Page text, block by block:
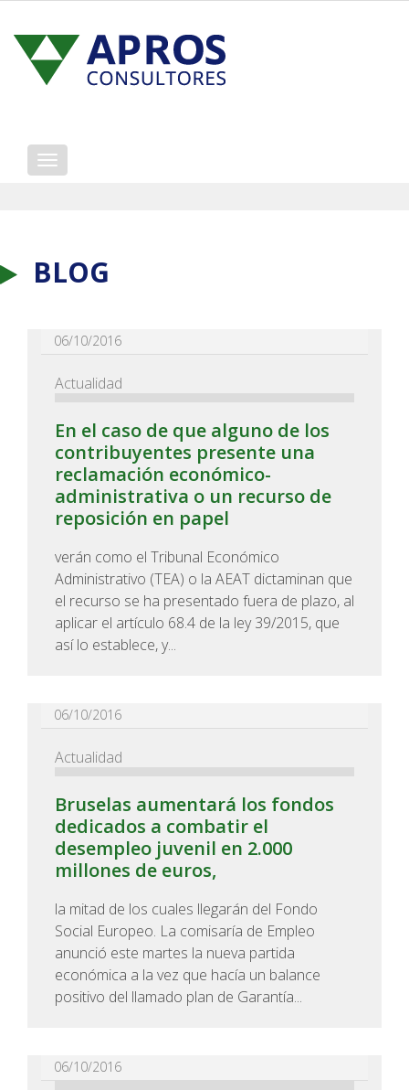
Mostrar/ocultar
BLOG
06/10/2016
Actualidad
En el caso de que alguno de los
contribuyentes presente una
reclamación económico-
administrativa o un recurso de
reposición en papel
verán como el Tribunal Económico
Administrativo (TEA) o la AEAT dictaminan que
el recurso se ha presentado fuera de plazo, al
aplicar el artículo 68.4 de la ley 39/2015, que
así lo establece, y...
06/10/2016
Actualidad
Bruselas aumentará los fondos
dedicados a combatir el
desempleo juvenil en 2.000
millones de euros,
la mitad de los cuales llegarán del Fondo
Social Europeo. La comisaría de Empleo
anunció este martes la nueva partida
económica a la vez que hacía un balance
positivo del llamado plan de Garantía...
06/10/2016